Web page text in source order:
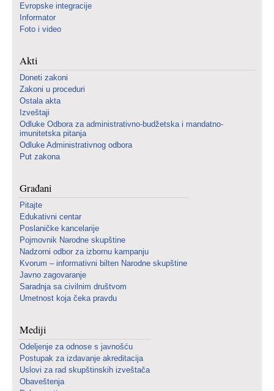
Evropske integracije
Informator
Foto i video
Akti
Doneti zakoni
Zakoni u proceduri
Ostala akta
Izveštaji
Odluke Odbora za administrativno-budžetska i mandatno-
imunitetska pitanja
Odluke Administrativnog odbora
Put zakona
Građani
Pitajte
Edukativni centar
Poslaničke kancelarije
Pojmovnik Narodne skupštine
Nadzorni odbor za izbornu kampanju
Kvorum – informativni bilten Narodne skupštine
Javno zagovaranje
Saradnja sa civilnim društvom
Umetnost koja čeka pravdu
Mediji
Odeljenje za odnose s javnošću
Postupak za izdavanje akreditacija
Uslovi za rad skupštinskih izveštača
Obaveštenja